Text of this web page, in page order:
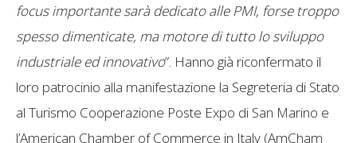
focus importante sarà dedicato alle PMI, forse troppo
spesso dimenticate, ma motore di tutto lo sviluppo
industriale ed innovativo”. Hanno già riconfermato il
loro patrocinio alla manifestazione la Segreteria di Stato
al Turismo Cooperazione Poste Expo di San Marino e
l’American Chamber of Commerce in Italy (AmCham